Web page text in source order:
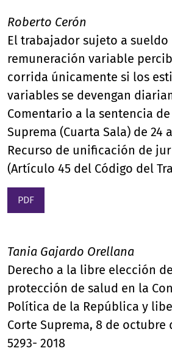
Roberto Cerón
El trabajador sujeto a sueldo
remuneración variable
corrida únicamente si los
variables se devengan
Comentario a la sentencia
Suprema (Cuarta Sala) de 24
Recurso de unificación de
(Artículo 45 del Código del
PDF
Tania Gajardo Orellana
Derecho a la libre elección
protección de salud en la
Política de la República y
Corte Suprema, 8 de octubre
5293- 2018